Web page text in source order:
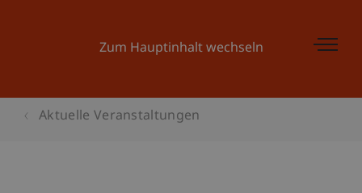
Zum Hauptinhalt wechseln
Aktuelle Veranstaltungen